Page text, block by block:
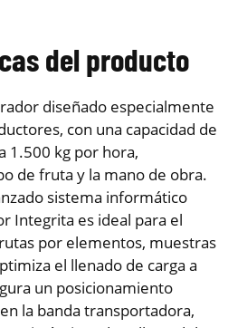
del producto
diseñado especialmente
con una capacidad de
1.500 kg por hora,
de fruta y la mano de obra.
sistema informático
Integrita es ideal para el
por elementos, muestras
el llenado de carga a
un posicionamiento
la banda transportadora,